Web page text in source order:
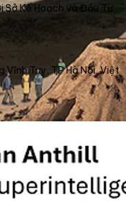
Kế Hoạch và Đầu Tư
Vĩnh Tuy, TP Hà Nội, Việt